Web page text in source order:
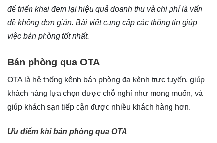
để triển khai đem lại hiệu quả doanh thu và chi phí là vấn
đề không đơn giản. Bài viết cung cấp các thông tin giúp
việc bán phòng tốt nhất.
Bán phòng qua OTA
OTA là hệ thống kênh bán phòng đa kênh trực tuyến, giúp
khách hàng lựa chọn được chỗ nghỉ như mong muốn, và
giúp khách sạn tiếp cận được nhiều khách hàng hơn.
Ưu điểm khi bán phòng qua OTA